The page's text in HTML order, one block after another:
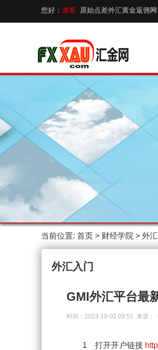
您好： 游客 原始点差外汇黄金返佣
当前位置: 首页 > 财经学院 > 外
外汇入门
GMI外汇平台最
时间：2023-10-02 09:51 来源：
1 打开开户链接